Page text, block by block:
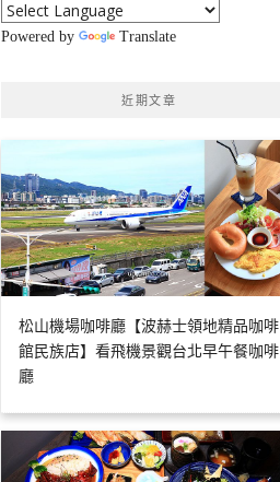
Powered by Translate
近期文章
松山機場咖啡廳【波赫士領地精品咖啡
館民族店】看飛機景觀台北早午餐咖啡
廳